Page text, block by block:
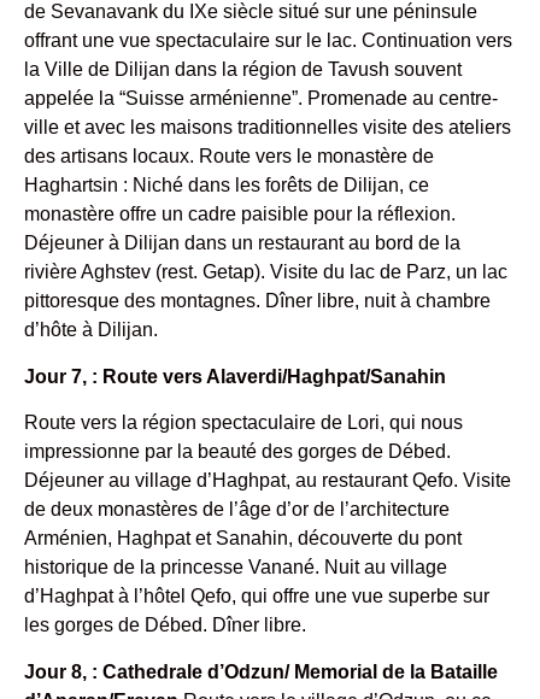
de Sevanavank du IXe siècle situé sur une péninsule
offrant une vue spectaculaire sur le lac. Continuation vers
la Ville de Dilijan dans la région de Tavush souvent
appelée la “Suisse arménienne”. Promenade au centre-
ville et avec les maisons traditionnelles visite des ateliers
des artisans locaux. Route vers le monastère de
Haghartsin : Niché dans les forêts de Dilijan, ce
monastère offre un cadre paisible pour la réflexion.
Déjeuner à Dilijan dans un restaurant au bord de la
rivière Aghstev (rest. Getap). Visite du lac de Parz, un lac
pittoresque des montagnes. Dîner libre, nuit à chambre
d’hôte à Dilijan.
Jour 7, : Route vers Alaverdi/Haghpat/Sanahin
Route vers la région spectaculaire de Lori, qui nous
impressionne par la beauté des gorges de Débed.
Déjeuner au village d’Haghpat, au restaurant Qefo. Visite
de deux monastères de l’âge d’or de l’architecture
Arménien, Haghpat et Sanahin, découverte du pont
historique de la princesse Vanané. Nuit au village
d’Haghpat à l’hôtel Qefo, qui offre une vue superbe sur
les gorges de Débed. Dîner libre.
Jour 8, : Cathedrale d’Odzun/ Memorial de la Bataille